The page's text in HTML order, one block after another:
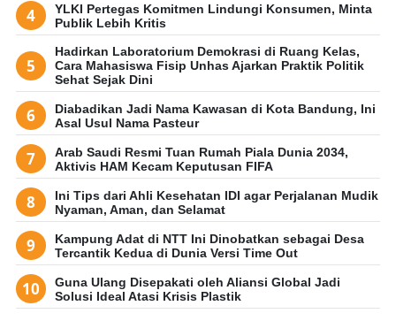
YLKI Pertegas Komitmen Lindungi Konsumen, Minta
Publik Lebih Kritis
Hadirkan Laboratorium Demokrasi di Ruang Kelas,
Cara Mahasiswa Fisip Unhas Ajarkan Praktik Politik
Sehat Sejak Dini
Diabadikan Jadi Nama Kawasan di Kota Bandung, Ini
Asal Usul Nama Pasteur
Arab Saudi Resmi Tuan Rumah Piala Dunia 2034,
Aktivis HAM Kecam Keputusan FIFA
Ini Tips dari Ahli Kesehatan IDI agar Perjalanan Mudik
Nyaman, Aman, dan Selamat
Kampung Adat di NTT Ini Dinobatkan sebagai Desa
Tercantik Kedua di Dunia Versi Time Out
Guna Ulang Disepakati oleh Aliansi Global Jadi
Solusi Ideal Atasi Krisis Plastik